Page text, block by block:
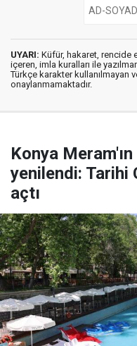
UYARI: Küfür, hakaret, rencide
içeren, imla kuralları ile
Türkçe karakter kullanılmayan
onaylanmamaktadır.
Konya
yenilendi: Tarihi
açtı